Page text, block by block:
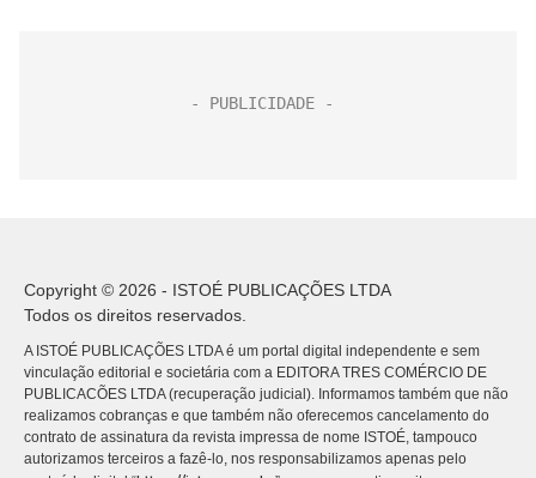
Copyright © 2026 - ISTOÉ PUBLICAÇÕES LTDA
Todos os direitos reservados.
A ISTOÉ PUBLICAÇÕES LTDA é um portal digital independente e sem
vinculação editorial e societária com a EDITORA TRES COMÉRCIO DE
PUBLICACÕES LTDA (recuperação judicial). Informamos também que não
realizamos cobranças e que também não oferecemos cancelamento do
contrato de assinatura da revista impressa de nome ISTOÉ, tampouco
autorizamos terceiros a fazê-lo, nos responsabilizamos apenas pelo